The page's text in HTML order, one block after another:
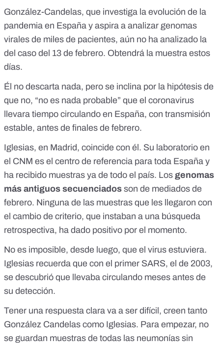
González-Candelas, que investiga la evolución de la
pandemia en España y aspira a analizar genomas
virales de miles de pacientes, aún no ha analizado la
del caso del 13 de febrero. Obtendrá la muestra estos
días.
Él no descarta nada, pero se inclina por la hipótesis de
que no, “no es nada probable” que el coronavirus
llevara tiempo circulando en España, con transmisión
estable, antes de finales de febrero.
Iglesias, en Madrid, coincide con él. Su laboratorio en
el CNM es el centro de referencia para toda España y
ha recibido muestras ya de todo el país. Los genomas
más antiguos secuenciados son de mediados de
febrero. Ninguna de las muestras que les llegaron con
el cambio de criterio, que instaban a una búsqueda
retrospectiva, ha dado positivo por el momento.
No es imposible, desde luego, que el virus estuviera.
Iglesias recuerda que con el primer SARS, el de 2003,
se descubrió que llevaba circulando meses antes de
su detección.
Tener una respuesta clara va a ser difícil, creen tanto
González Candelas como Iglesias. Para empezar, no
se guardan muestras de todas las neumonías sin